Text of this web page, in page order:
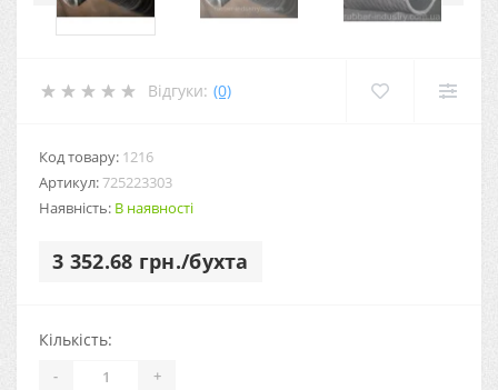
Відгуки: (0)
Код товару: 1216
Артикул:725223303
Наявність: В наявності
3 352.68 грн./бухта
Кількість:
- +